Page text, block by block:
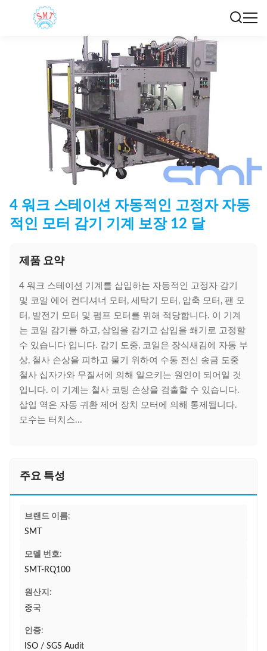
4 워크 스테이션 자동적인 고정자 자동
적인 모터 감기 기계 보장 12 달
제품 요약
4 워크 스테이션 기계를 삽입하는 자동적인 고정자 감기
및 코일 에어 컨디셔너 모터, 세탁기 모터, 압축 모터, 팬 모
터, 발전기 모터 및 펌프 모터를 위해 적당합니다. 이 기계
는 코일 감기를 하고, 삽입을 감기고 삽입을 쐐기로 고정할
수 있습니다 입니다. 감기 도중, 코일은 장식새김에 자동 부
상, 철사 손상을 피하고 물기 위하여 수동 전신 송금 도중
철사 십자가와 무질서에 의해 일으키는 원인이 되어일 것
입니다. 이 기계는 철사 코팅 손상을 검출할 수 있습니다.
삽입 역은 자동 귀환 제어 장치 모터에 의해 통제됩니다.
모수는 터치스...
주요 특성
브랜드 이름:
SMT
모델 번호:
SMT-RQ100
원산지:
중국
인증:
ISO / SGS Audit